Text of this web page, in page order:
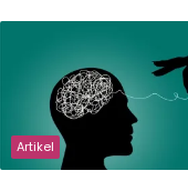
Artikel